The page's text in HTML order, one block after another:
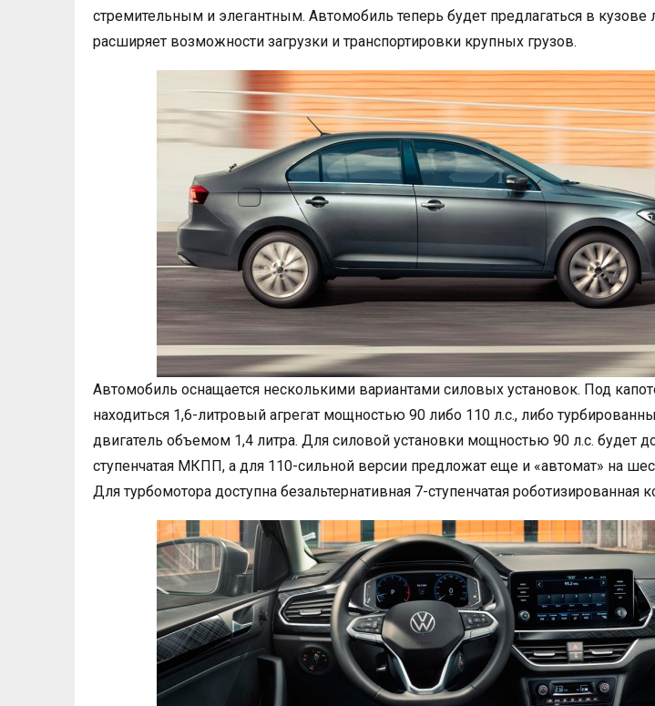
стремительным и элегантным. Автомобиль теперь будет предлагаться в кузове
расширяет возможности загрузки и транспортировки крупных грузов.
Автомобиль оснащается несколькими вариантами силовых установок. Под
находиться 1,6-литровый агрегат мощностью 90 либо 110 л.с., либо
двигатель объемом 1,4 литра. Для силовой установки мощностью 90 л.с. будет
ступенчатая МКПП, а для 110-сильной версии предложат еще и «автомат» на
Для турбомотора доступна безальтернативная 7-ступенчатая роботизированная